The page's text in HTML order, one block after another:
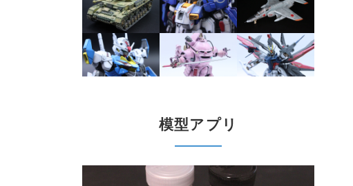
模型アプリ